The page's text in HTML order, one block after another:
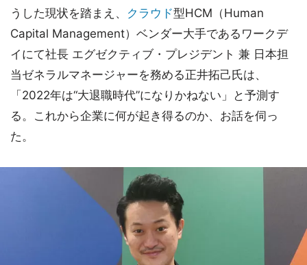
うした現状を踏まえ、 クラウド型HCM（Human
Capital Management）ベンダー大手であるワークデ
イにて社長 エグゼクティブ・プレジデント 兼 日本担
当ゼネラルマネージャーを務める正井拓己氏は、
「2022年は“大退職時代”になりかねない」と予測す
る。これから企業に何が起き得るのか、お話を伺っ
た。